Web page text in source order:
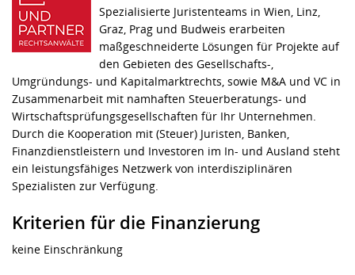
Spezialisierte Juristenteams in Wien, Linz,
Graz, Prag und Budweis erarbeiten
maßgeschneiderte Lösungen für Projekte auf
den Gebieten des Gesellschafts-,
Umgründungs- und Kapitalmarktrechts, sowie M&A und VC in
Zusammenarbeit mit namhaften Steuerberatungs- und
Wirtschaftsprüfungsgesellschaften für Ihr Unternehmen.
Durch die Kooperation mit (Steuer) Juristen, Banken,
Finanzdienstleistern und Investoren im In- und Ausland steht
ein leistungsfähiges Netzwerk von interdisziplinären
Spezialisten zur Verfügung.
Kriterien für die Finanzierung
keine Einschränkung